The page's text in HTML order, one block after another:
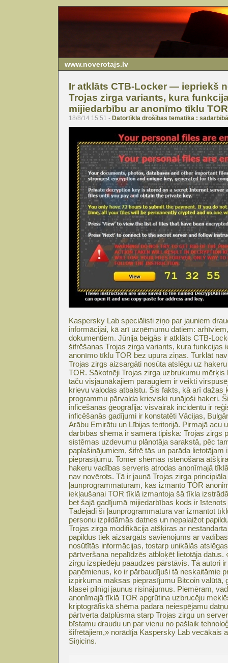
www.noverotajs.lv
Ir atklāts CTB-Locker — iepriekš
Trojas zirga variants, kura
mijiedarbību ar anonīmo tīklu
18/8/14 15:51 - Datortīkla drošības tematika :
Kaspersky Lab speciālisti ziņo par jauniem
informācijai, kā arī uzņēmumu datiem:
dokumentiem. Jūnija beigās ir atklāts CTB-
šifrēšanas Trojas zirga variants, kura funkcijas
anonīmo tīklu TOR bez upura ziņas. Turklāt
Trojas zirgs aizsargāti nosūta atslēgu uz
TOR. Sākotnēji Trojas zirga uzbrukumu mērķis
taču visjaunākajiem paraugiem ir veikti
krievu valodas atbalstu. Šis fakts, kā arī dažas
programmu pārvalda krieviski runājoši hakeri.
inficēšanās ģeogrāfija: visvairāk incidentu ir
inficēšanās gadījumi ir konstatēti Vācijas,
Arābu Emirātu un Lībijas teritorijā. Pirmajā acu
darbības shēma ir samērā tipiska: Trojas zirgs
sistēmas uzdevumu plānotāja sarakstā, pēc
paplašinājumiem, šifrē tās un parāda
pieprasījumu. Tomēr shēmas īstenošana
hakeru vadības serveris atrodas anonīmajā
nav novērots. Tā ir jaunā Trojas zirga
ļaunprogrammatūrām, kas izmanto TOR
iekļaušanai TOR tīklā izmantoja šā tīkla
bet šajā gadījumā mijiedarbības kods ir
Tādējādi šī ļaunprogrammatūra var izmantot
personu izpildāmās datnes un nepalaižot
Trojas zirga modifikācija atšķiras ar
papildus tiek aizsargāts savienojums ar
nosūtītās informācijas, tostarp unikālās
pārtveršana nepalīdzēs atbloķēt lietotāja datus.
zirgu izspiedēju paaudzes pārstāvis. Tā autori
paņēmienus, ko ir pārbaudījuši tā neskaitāmie
izpirkuma maksas pieprasījumu Bitcoin valūtā,
klasei pilnīgi jaunus risinājumus. Piemēram,
anonīmajā tīklā TOR apgrūtina uzbrucēju
kriptogrāfiskā shēma padara neiespējamu
pārtverta datplūsma starp Trojas zirgu un
bīstamu draudu un par vienu no pašlaik
šifrētājiem,» norādīja Kaspersky Lab vecākais
Siņicins.